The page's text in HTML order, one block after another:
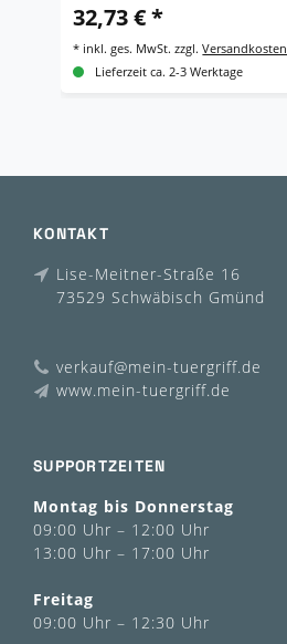
32,73 € *
* inkl. ges. MwSt. zzgl.Versandkosten
Lieferzeit ca. 2-3 Werktage
KONTAKT
Lise-Meitner-Straße 16
73529 Schwäbisch Gmünd
verkauf@mein-tuergriff.de
www.mein-tuergriff.de
SUPPORTZEITEN
Montag bis Donnerstag
09:00 Uhr – 12:00 Uhr
13:00 Uhr – 17:00 Uhr
Freitag
09:00 Uhr – 12:30 Uhr